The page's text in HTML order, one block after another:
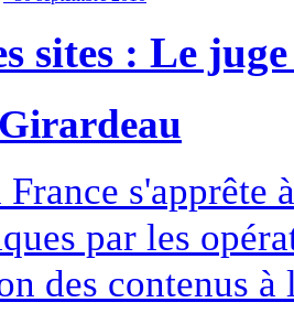
sites : Le
s'apprête
par les
des contenus